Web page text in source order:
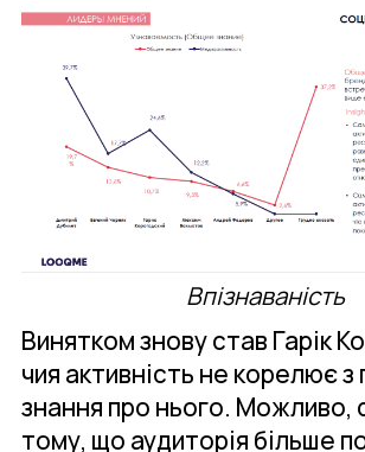
Впізнаваність
Винятком знову став Гарік
чия активність не корелює з
знання про нього. Можливо,
тому, що аудиторія більше